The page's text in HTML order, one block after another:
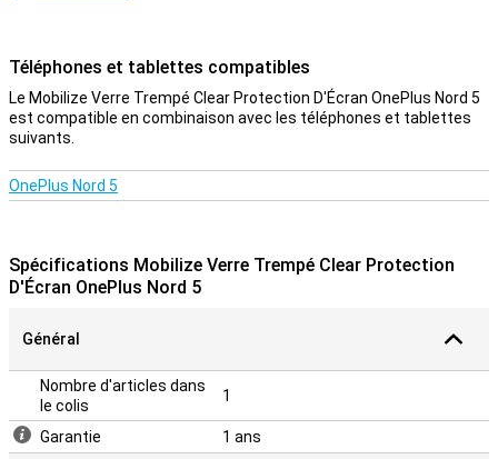
Téléphones et tablettes compatibles
Le Mobilize Verre Trempé Clear Protection D'Écran OnePlus Nord 5
est compatible en combinaison avec les téléphones et tablettes
suivants.
OnePlus Nord 5
Spécifications Mobilize Verre Trempé Clear Protection
D'Écran OnePlus Nord 5
Général
Nombre d'articles dans
le colis
1
Garantie 1 ans